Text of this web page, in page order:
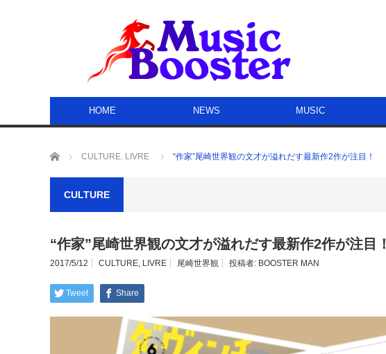
HOME NEWS MUSIC
ホーム CULTURE, LIVRE “作家”尾崎世界観の文才が溢れだす最新作2作が注目！
CULTURE
“作家”尾崎世界観の文才が溢れだす最新作2作が注目！
2017/5/12 CULTURE, LIVRE 尾崎世界観 投稿者: BOOSTER MAN
Tweet Share